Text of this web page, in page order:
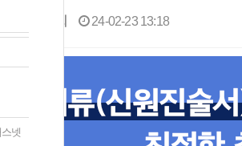
1,278회 24-02-23 13:18
넷